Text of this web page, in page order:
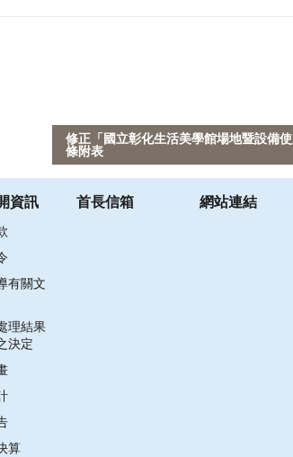
修正「國立彰化生活美學館場地暨設備
條附表
資訊
有關文
理結果
決定
算
首長信箱 網站連結